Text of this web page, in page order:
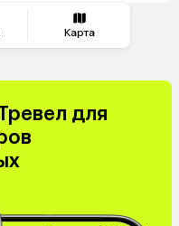
Карта
для